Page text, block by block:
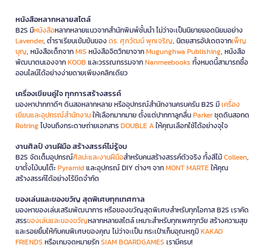
หนังสือหลากหลายสไตล์
B2S มีหนังสือหลากหลายแนวจากสำนักพิมพ์ชั้นนำ ไม่ว่าจะเป็นนิยายยอดนิยมอย่าง
Lavender, ตำราเรียนเข้มข้นของดร. ศุภวัฒน์ พุกเจริญ, นิตยสารอัปเดตจากเพ็ญ
บุญ, หนังสือเด็กจากMIS หนังสือจิตวิทยาจากMugunghwa Publishing, หนังสือ
พัฒนาตนเองจากKOOB และวรรณกรรมจากNanmeebooks ทั้งหมดนี้สามารถซื้อ
ออนไลน์ได้อย่างง่ายดายเพียงคลิกเดียว
เครื่องเขียนคู่ใจ ทุกการสร้างสรรค์
มองหาปากกาดีๆ ดินสอหลากหลาย หรืออุปกรณ์สำนักงานครบครัน B2S มีเครื่อง
เขียนและอุปกรณ์สำนักงานให้เลือกมากมาย ตั้งแต่ปากกาลูกลื่นParkerชุดดินสอกด
Rotringไปจนถึงกระดาษถ่ายเอกสารDOUBLE Aให้คุณเลือกใช้ได้อย่างจุใจ
งานศิลป์ งานฝีมือ สร้างสรรค์ไม่รู้จบ
B2S จัดเต็มอุปกรณ์ศิลปะและงานฝีมือสำหรับคนสร้างสรรค์ตัวจริง ทั้งสีไม้Colleen,
ขาตั้งไม้บนโต๊ะPyramidและอุปกรณ์ DIY ต่างๆ จากMONT MARTEให้คุณ
สร้างสรรค์ได้อย่างไร้ขีดจำกัด
ของเล่นและของขวัญ สุดพิเศษทุกเทศกาล
มองหาของเล่นเสริมพัฒนาการ หรือของขวัญสุดพิเศษสำหรับทุกโอกาส B2S เราคัด
สรรของเล่นและของขวัญหลากหลายสไตล์ เหมาะสำหรับทุกเพศทุกวัย สร้างความสุข
และรอยยิ้มให้กับคนพิเศษของคุณ ไม่ว่าจะเป็น กระเป๋าเก็บอุณหภูมิKAKAO
FRIENDS หรือเกมจดหมายรักSIAM BOARDGAMES เรามีครบ!